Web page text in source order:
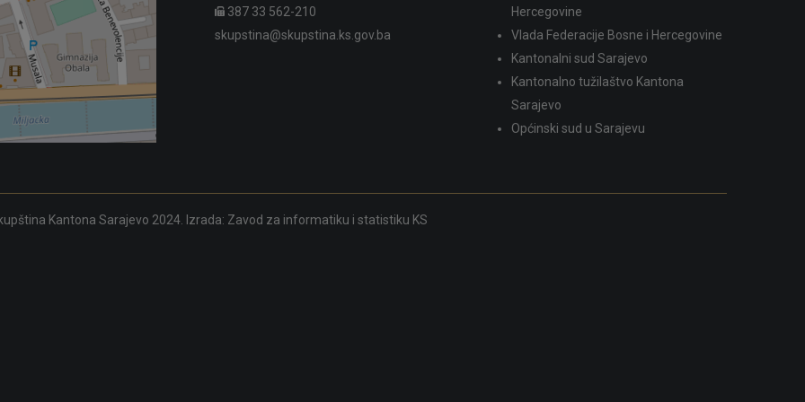
387 33 562-210
skupstina@skupstina.ks.gov.ba
Hercegovine
Vlada Federacije Bosne i Hercegovine
Kantonalni sud Sarajevo
Kantonalno tužilaštvo Kantona
Sarajevo
Općinski sud u Sarajevu
Kantona Sarajevo 2024. Izrada: Zavod za informatiku i statistiku KS